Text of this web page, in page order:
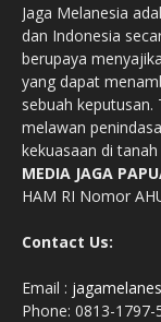
Jaga Melanesia
dan Indonesia
berupaya
yang dapat
sebuah
melawan
kekuasaan di
MEDIA JAGA
HAM RI Nomor
Contact Us:
Email :
Phone: 0813-1797-